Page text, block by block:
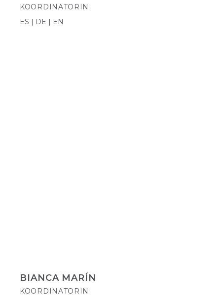
KOORDINATORIN
ES | DE | EN
BIANCA MARÍN
KOORDINATORIN